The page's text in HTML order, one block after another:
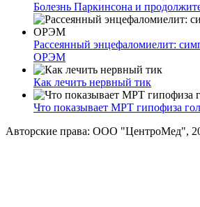
Болезнь Паркинсона и
Рассеянный энцефаломиелит:
ОРЭМ
Как лечить нервный тик
Что показывает МРТ гипофиза
Авторские права: ООО "ЦентроМед",